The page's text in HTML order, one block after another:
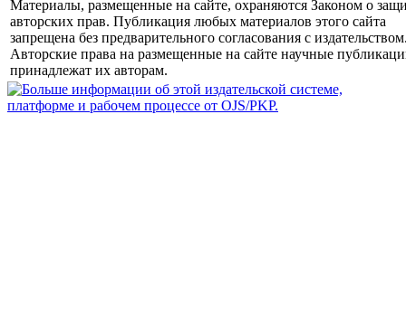
Материалы, размещенные на сайте, охраняются Законом о
авторских прав. Публикация любых материалов этого сайта
запрещена без предварительного согласования с
Авторские права на размещенные на сайте научные
принадлежат их авторам.